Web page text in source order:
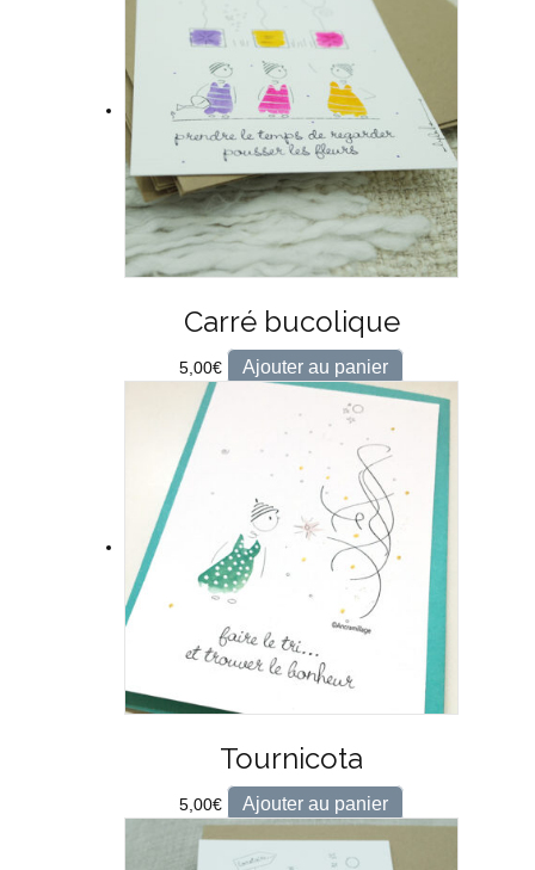
Carré bucolique
5,00€ Ajouter au panier
Tournicota
5,00€ Ajouter au panier